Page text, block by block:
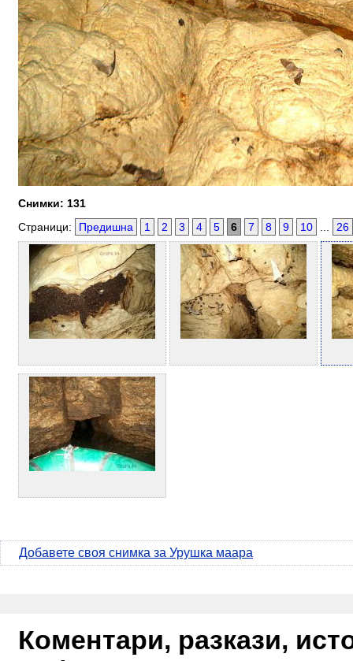
Снимки: 131
Страници:
Предишна 1 2 3 4 5 6 7 8 9 10 26
Добавете своя снимка за Урушка маара
Коментари, разкази,